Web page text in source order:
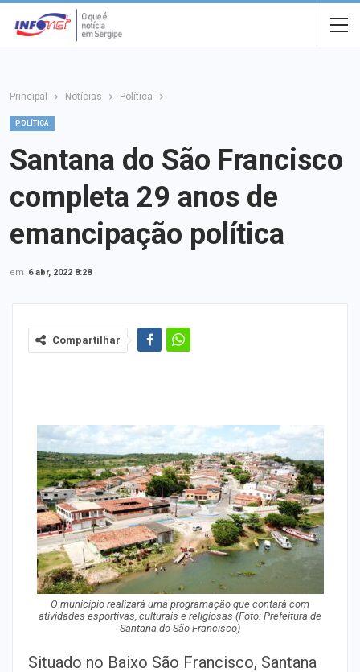
Principal Notícias Política
POLÍTICA
Santana do São Francisco
completa 29 anos de
emancipação política
em 6 abr, 2022 8:28
Compartilhar
O município realizará uma programação que contará com
atividades esportivas, culturais e religiosas (Foto: Prefeitura de
Santana do São Francisco)
Situado no Baixo São Francisco, Santana